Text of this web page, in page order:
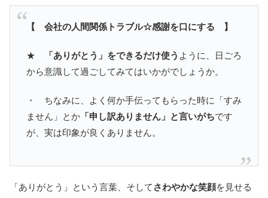
【 会社の人間関係トラブル☆感謝を口にする 】
★ 「ありがとう」をできるだけ使う ように、日ごろ
から意識して過ごしてみてはいかがでしょうか。
・ ちなみに、よく何か手伝ってもらった時に「すみ
ません」とか 「申し訳ありません」と言いがちです
が、実は印象が良くありません。
「ありがとう」という言葉、そして さわやかな笑顔を見せる